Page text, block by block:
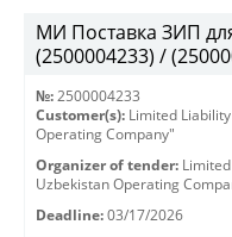
МИ Поставка ЗИП
(2500004233) /
№: 2500004233
Customer(s): Limited
Operating Company"
Organizer of tender:
Uzbekistan Operating
Deadline: 03/17/2026